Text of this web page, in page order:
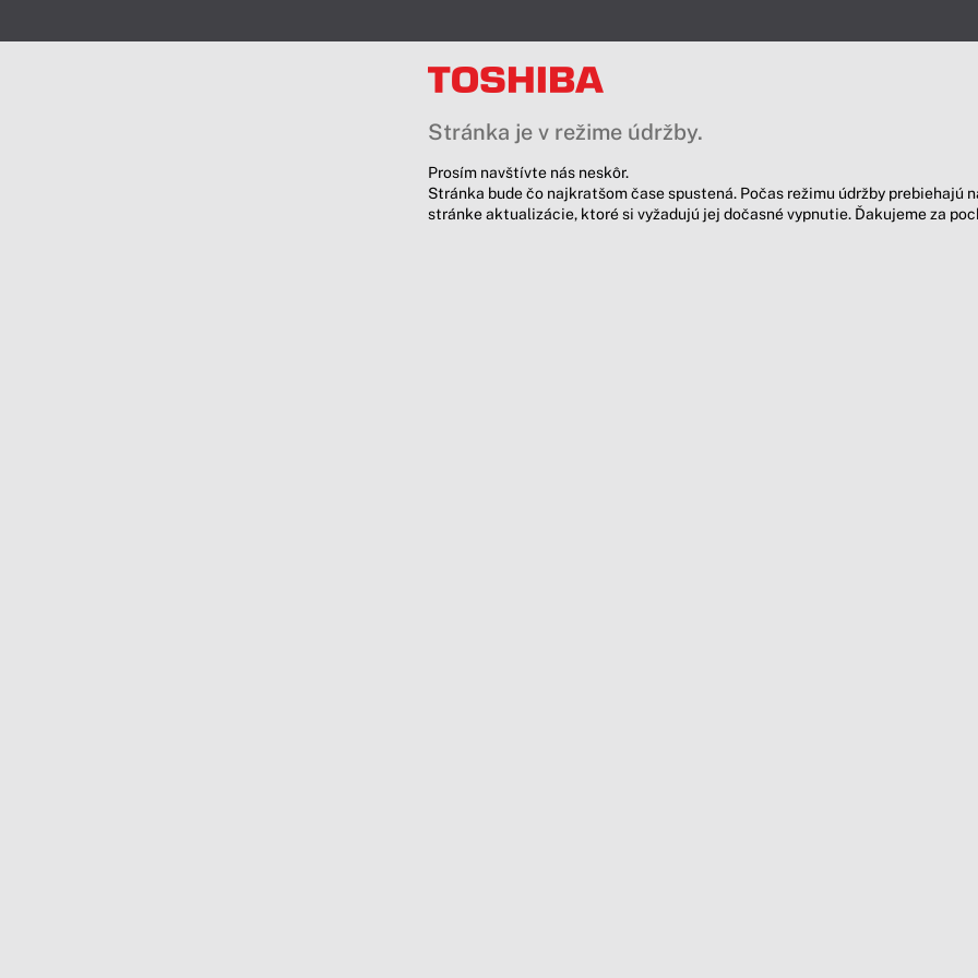
Stránka je v režime údržby.
Prosím navštívte nás neskôr.
Stránka bude čo najkratšom čase spustená. Počas režimu údržby prebiehajú
stránke aktualizácie, ktoré si vyžadujú jej dočasné vypnutie. Ďakujeme za